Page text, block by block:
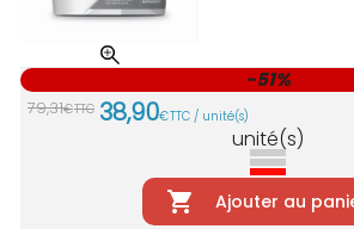
79,31€TTC 38,90€TTC / unité(s)
-51%
unité(s)
Ajouter au